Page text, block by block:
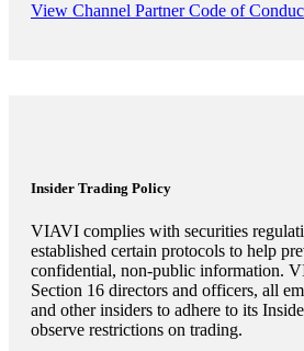
View Channel Partner Code of
Insider Trading Policy
VIAVI complies with securities
established certain protocols to help
confidential, non-public information.
Section 16 directors and officers, all
and other insiders to adhere to its
observe restrictions on trading.